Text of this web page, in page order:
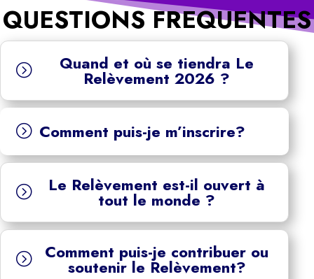
QUESTIONS FREQUENTES
= Quand et où se tiendra Le
Relèvement 2026 ?
= Comment puis-je m’inscrire?
= Le Relèvement est-il ouvert à
tout le monde ?
= Comment puis-je contribuer ou
soutenir le Relèvement?